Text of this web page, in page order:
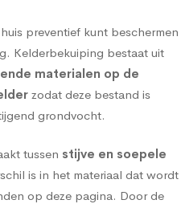
preventief kunt beschermen
. Kelderbekuiping bestaat uit
materialen op de
zodat deze bestand is
grondvocht.
tussen stijve en soepele
is in het materiaal dat wordt
op deze pagina. Door de